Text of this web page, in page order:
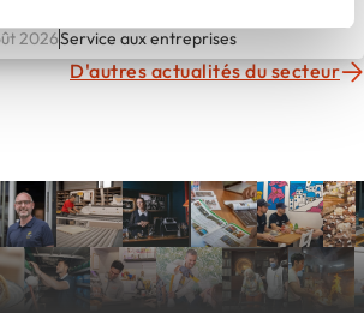
»
2026Service aux entreprises
D'autres actualités du secteur